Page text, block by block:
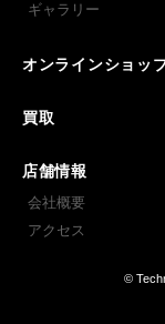
ギャラリー
オンラインショッ
買取
店舗情報
会社概要
アクセス
©